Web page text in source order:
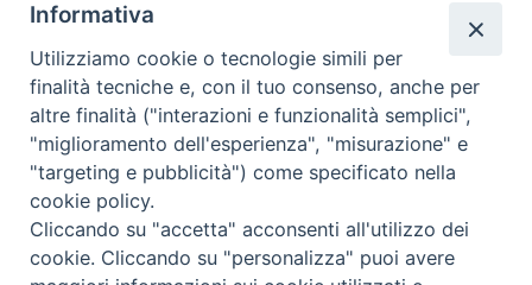
Informativa
Utilizziamo cookie o tecnologie simili per
finalità tecniche e, con il tuo consenso, anche per
altre finalità ("interazioni e funzionalità semplici",
"miglioramento dell'esperienza", "misurazione" e
"targeting e pubblicità") come specificato nella
cookie policy.
Cliccando su "accetta" acconsenti all'utilizzo dei
cookie. Cliccando su "personalizza" puoi avere